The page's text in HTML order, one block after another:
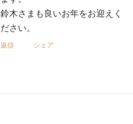
鈴木さまも良いお年をお迎えく
ださい。
返信 シェア